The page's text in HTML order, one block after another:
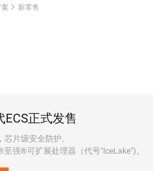
新零售
ECS正式发售
片级安全防护。
强®可扩展处理器（代号"IceLake")。